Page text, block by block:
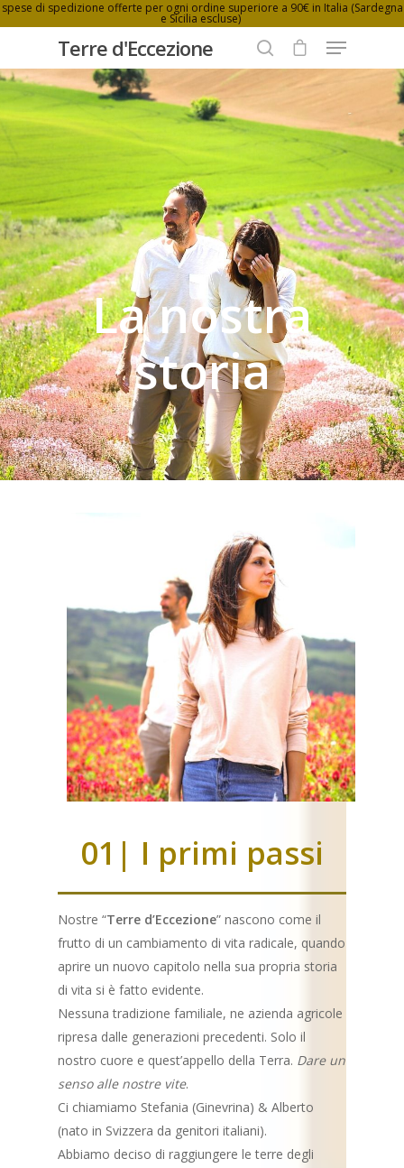
spese di spedizione offerte per ogni ordine superiore a 90€ in Italia (Sardegna
e Sicilia escluse)
Hit enter to search or ESC to close
Terre d'Eccezione
La nostra
storia
01| I primi passi
Nostre “Terre d’Eccezione” nascono come il
frutto di un cambiamento di vita radicale, quando
aprire un nuovo capitolo nella sua propria storia
di vita si è fatto evidente.
Nessuna tradizione familiale, ne azienda agricole
ripresa dalle generazioni precedenti. Solo il
nostro cuore e quest’appello della Terra. Dare un
senso alle nostre vite.
Ci chiamiamo Stefania (Ginevrina) & Alberto
(nato in Svizzera da genitori italiani).
Abbiamo deciso di raggiungere le terre degli